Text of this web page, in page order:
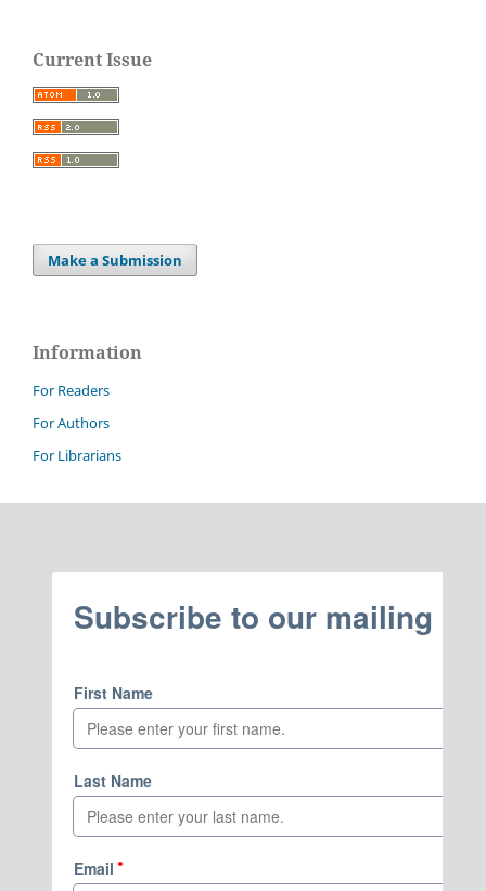
Current Issue
Make a Submission
Information
For Readers
For Authors
For Librarians